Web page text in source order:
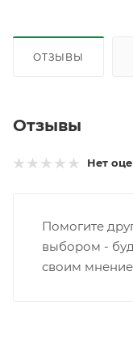
ОТЗЫВЫ
Отзывы
Нет
Помогите
выбором -
своим